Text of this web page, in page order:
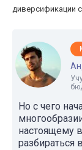
диверсификации
Но с чего
настоящему
разбираться